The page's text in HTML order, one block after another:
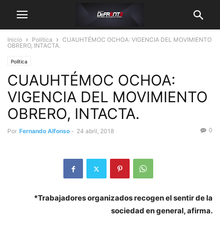
Inicio Política
CUAUHTÉMOC OCHOA: VIGENCIA DEL MOVIMIENTO
OBRERO, INTACTA.
Política
CUAUHTÉMOC OCHOA:
VIGENCIA DEL MOVIMIENTO
OBRERO, INTACTA.
Por Fernando Alfonso - 24 abril, 2018 0
*Trabajadores organizados recogen el sentir de la
sociedad en general, afirma.